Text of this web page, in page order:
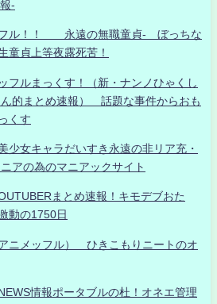
-
フル！！ 永遠の無職童貞- ぼっちな
童貞上等夜露死苦！
フルまっくす！（新・ナンノひゃくし
的まとめ速報） 話題な事件からおも
くす
少女キャラだいすき永遠の非リア充・
アの為のマニアックサイト
まとめ速報！キモデブおた
動の1750日
ニメッフル） ひきこもりニートのオ
情報ポータブルの杜！オネエ管理